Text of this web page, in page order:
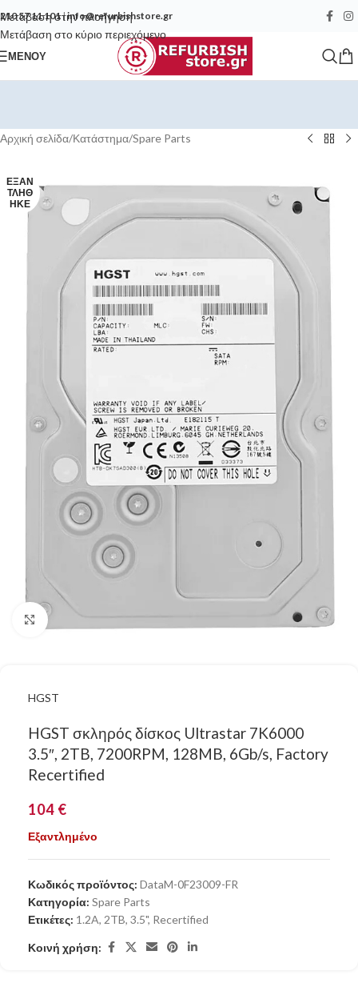
Μετάβαση στην πλοήγηση
Μετάβαση στο κύριο περιεχόμενο
210 57 11 101|info@refurbishstore.gr
ΜΕΝΟΎ
Αρχική σελίδα/Κατάστημα/Spare Parts
ΕΞΑΝ
ΤΛΉΘ
ΗΚΕ
Κάντε κλικ για μεγέθυνση
HGST
HGST σκληρός δίσκος Ultrastar 7K6000
3.5″, 2TB, 7200RPM, 128MB, 6Gb/s, Factory
Recertified
104 €
Εξαντλημένο
Κωδικός προϊόντος: DataM-0F23009-FR
Κατηγορία: Spare Parts
Ετικέτες: 1.2A, 2TB, 3.5", Recertified
Κοινή χρήση: